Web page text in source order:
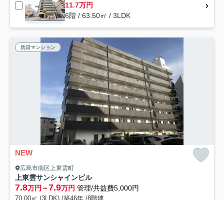
11.7万円
6階 / 63.50㎡ / 3LDK
賃貸マンション
NEW
広島市南区上東雲町
上東雲サンシャインビル
7.8万円～7.9万円 管理/共益費5,000円
70.00㎡ (3LDK) /築46年 /8階建